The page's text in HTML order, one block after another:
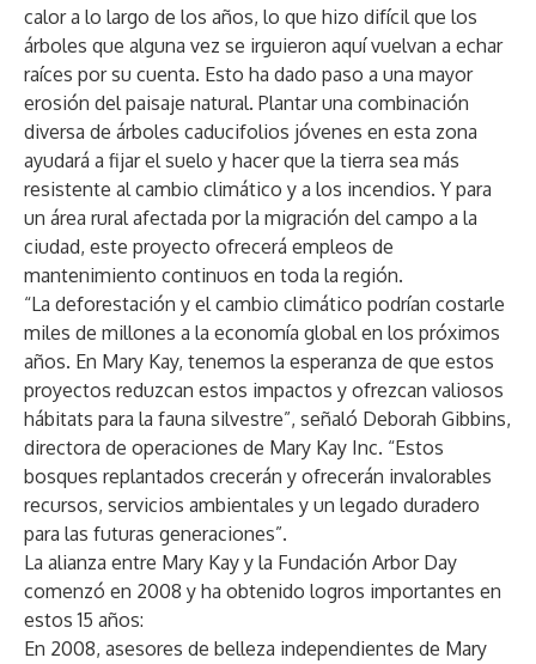
calor a lo largo de los años, lo que hizo difícil que los
árboles que alguna vez se irguieron aquí vuelvan a echar
raíces por su cuenta. Esto ha dado paso a una mayor
erosión del paisaje natural. Plantar una combinación
diversa de árboles caducifolios jóvenes en esta zona
ayudará a fijar el suelo y hacer que la tierra sea más
resistente al cambio climático y a los incendios. Y para
un área rural afectada por la migración del campo a la
ciudad, este proyecto ofrecerá empleos de
mantenimiento continuos en toda la región.
“La deforestación y el cambio climático podrían costarle
miles de millones a la economía global en los próximos
años. En Mary Kay, tenemos la esperanza de que estos
proyectos reduzcan estos impactos y ofrezcan valiosos
hábitats para la fauna silvestre”, señaló Deborah Gibbins,
directora de operaciones de Mary Kay Inc. “Estos
bosques replantados crecerán y ofrecerán invalorables
recursos, servicios ambientales y un legado duradero
para las futuras generaciones”.
La alianza entre Mary Kay y la Fundación Arbor Day
comenzó en 2008 y ha obtenido logros importantes en
estos 15 años:
En 2008, asesores de belleza independientes de Mary